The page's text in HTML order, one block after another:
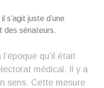
s’agit juste d’une
des sénateurs.
qu’il était
médical. Il y a
sens. Cette mesure